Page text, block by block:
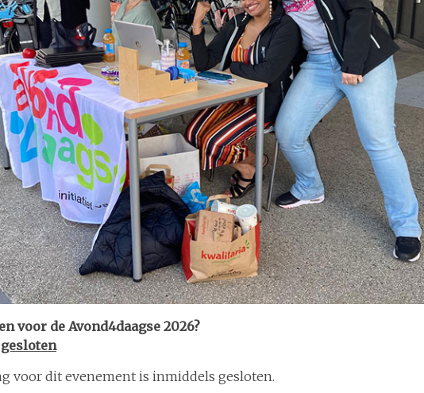
voor de Avond4daagse 2026?
voor dit evenement is inmiddels gesloten.